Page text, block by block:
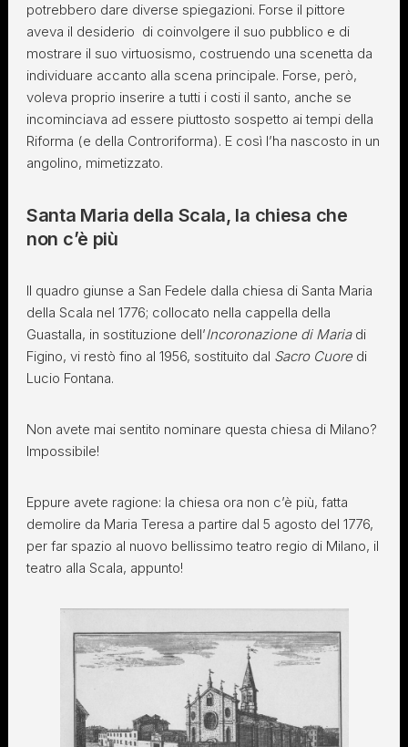
potrebbero dare diverse spiegazioni. Forse il pittore
aveva il desiderio di coinvolgere il suo pubblico e di
mostrare il suo virtuosismo, costruendo una scenetta da
individuare accanto alla scena principale. Forse, però,
voleva proprio inserire a tutti i costi il santo, anche se
incominciava ad essere piuttosto sospetto ai tempi della
Riforma (e della Controriforma). E così l’ha nascosto in un
angolino, mimetizzato.
Santa Maria della Scala, la chiesa che
non c’è più
Il quadro giunse a San Fedele dalla chiesa di Santa Maria
della Scala nel 1776; collocato nella cappella della
Guastalla, in sostituzione dell’Incoronazione di Mariadi
Figino, vi restò fino al 1956, sostituito dal Sacro Cuoredi
Lucio Fontana.
Non avete mai sentito nominare questa chiesa di Milano?
Impossibile!
Eppure avete ragione: la chiesa ora non c’è più, fatta
demolire da Maria Teresa a partire dal 5 agosto del 1776,
per far spazio al nuovo bellissimo teatro regio di Milano, il
teatro alla Scala, appunto!